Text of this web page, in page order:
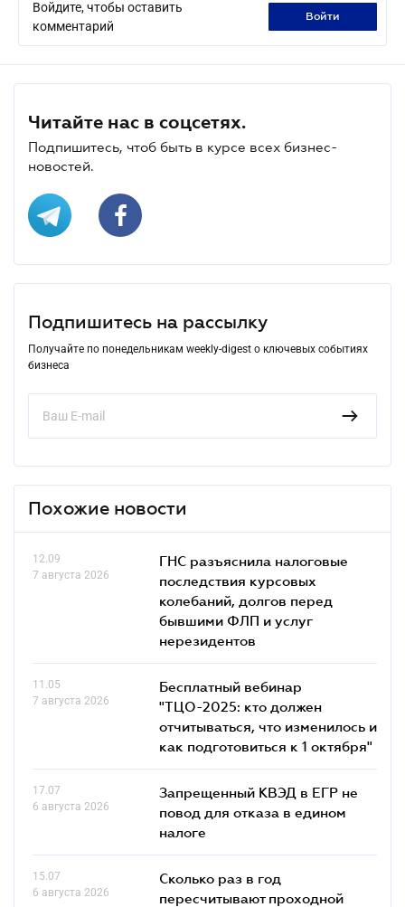
Войдите, чтобы оставить
комментарий
войти
Читайте нас в соцсетях.
Подпишитесь, чтоб быть в курсе всех бизнес-
новостей.
Подпишитесь на рассылку
Получайте по понедельникам weekly-digest о ключевых событиях
бизнеса
Похожие новости
12.09
7 августа 2026
ГНС разъяснила налоговые
последствия курсовых
колебаний, долгов перед
бывшими ФЛП и услуг
нерезидентов
11.05
7 августа 2026
Бесплатный вебинар
"ТЦО-2025: кто должен
отчитываться, что изменилось и
как подготовиться к 1 октября"
17.07
6 августа 2026
Запрещенный КВЭД в ЕГР не
повод для отказа в едином
налоге
15.07
6 августа 2026
Сколько раз в год
пересчитывают проходной